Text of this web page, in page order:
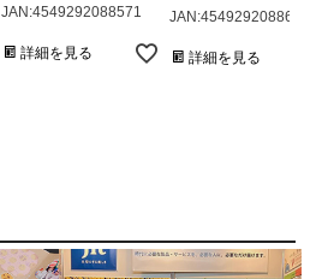
JAN:4549292088571
詳細を見る
JAN:4549292088601
詳細を見る